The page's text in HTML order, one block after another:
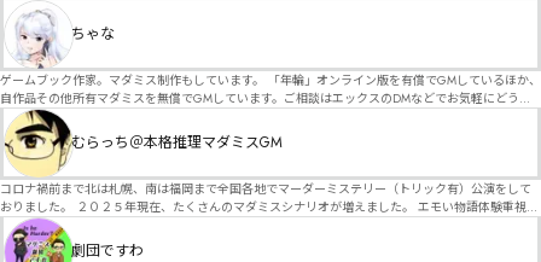
ちゃな
ゲームブック作家。マダミス制作もしています。 「年輪」オンライン版を有償でGMしているほか、
自作品その他所有マダミスを無償でGMしています。ご相談はエックスのDMなどでお気軽にどう
ぞ。
むらっち＠本格推理マダミスGM
コロナ禍前まで北は札幌、南は福岡まで全国各地でマーダーミステリー（トリック有）公演をして
おりました。 ２０２５年現在、たくさんのマダミスシナリオが増えました。 エモい物語体験重視の
シナリオがマダミス・マーダーミステリーというジャンル名でたくさんあるため、そのようなシナ
リオは簡単に遊べます。 しかし、２～３時間ずっと考え＆議論して、見たことないトリックが解け
劇団ですわ